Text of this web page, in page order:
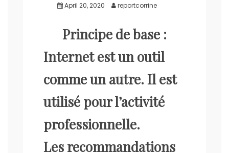
April 20, 2020 reportcorrine
Principe de base :
Internet est un outil
comme un autre. Il est
utilisé pour l’activité
professionnelle.
Les recommandations